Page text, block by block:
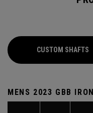
CUSTOM SHAFTS
MENS 2023 GBB